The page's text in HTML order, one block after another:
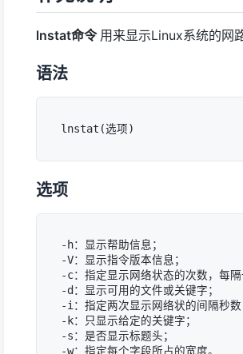
lnstat命令 用来显示Linux系统的网
语法
选项
-h：显示帮助信息；
-V：显示指令版本信息；
-c：指定显示网络状态的次数，每隔
-d：显示可用的文件或关键字；
-i：指定两次显示网络状的间隔秒数
-k：只显示给定的关键字；
-s：是否显示标题头；